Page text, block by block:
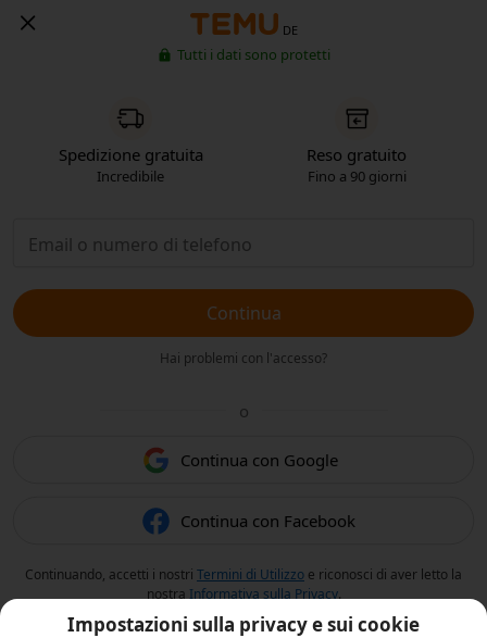
DE
Tutti i dati sono protetti
Spedizione gratuita
Incredibile
Reso gratuito
Fino a 90 giorni
Continua
Hai problemi con l'accesso?
o
Continua con Google
Continua con Facebook
Continuando, accetti i nostri Termini di Utilizzo e riconosci di aver letto la
nostra Informativa sulla Privacy.
Impostazioni sulla privacy e sui cookie